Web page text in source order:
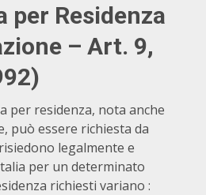
per Residenza
– Art. 9,
per residenza, nota anche
può essere richiesta da
legalmente e
per un determinato
richiesti variano :